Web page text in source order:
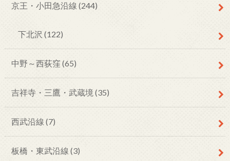
京王・小田急沿線 (244)
下北沢 (122)
中野～西荻窪 (65)
吉祥寺・三鷹・武蔵境 (35)
西武沿線 (7)
板橋・東武沿線 (3)